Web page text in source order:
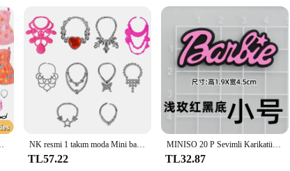
+ 10 ayakkabı elbise giyim Barbie bebek NK resmi 1 takım moda Mini bavul için Fit Barbie bebek seyahat çantası bagaj giysi saklama için 1/6 BJD bebek çocuk oyuncağı hediye JJ
TL57.22
MINISO 20 P Sevimli Karikatür PVC Pembe Moda Barbie Ayakkabı Çiçekler DIY Delik Ayakkabı Sandalet Charm Ayakkabı Aksesuarları Parti Festivali Hediyeler
TL32.87